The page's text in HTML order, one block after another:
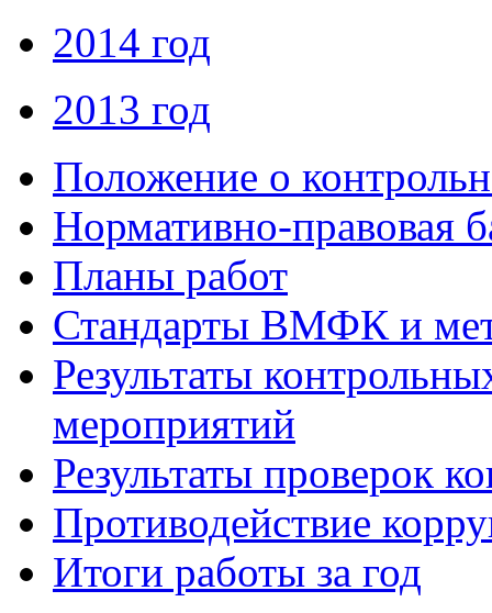
2014 год
2013 год
Положение о
Нормативно-правовая
Планы работ
Стандарты ВМФК и
Результаты
мероприятий
Результаты проверок
Противодействие
Итоги работы за год